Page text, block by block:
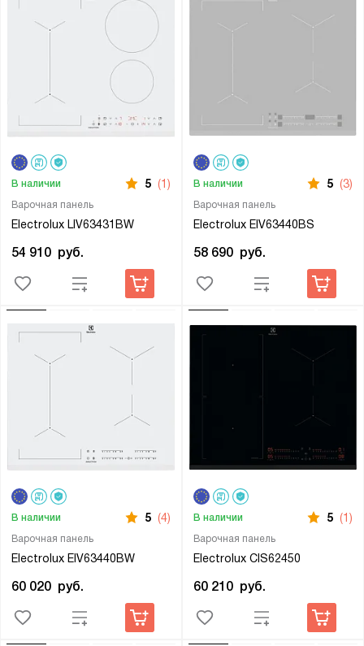
Варочная панель
Electrolux LIV63431BW
В наличии 5 (1)
54 910 руб.
Варочная панель
Electrolux EIV63440BS
В наличии 5 (3)
58 690 руб.
Варочная панель
Electrolux EIV63440BW
В наличии 5 (4)
60 020 руб.
Варочная панель
Electrolux CIS62450
В наличии 5 (1)
60 210 руб.